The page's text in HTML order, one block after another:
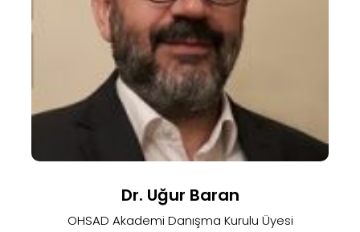
Dr. Uğur Baran
OHSAD Akademi Danışma Kurulu Üyesi